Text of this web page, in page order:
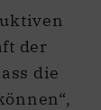
der
die